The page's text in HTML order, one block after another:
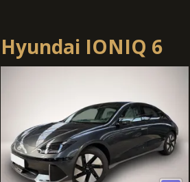
Hyundai IONIQ 6
77,4 kWh Uniq